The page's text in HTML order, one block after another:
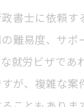
書士に依頼す
難易度、サポ
就労ビザであ
が、複雑な案